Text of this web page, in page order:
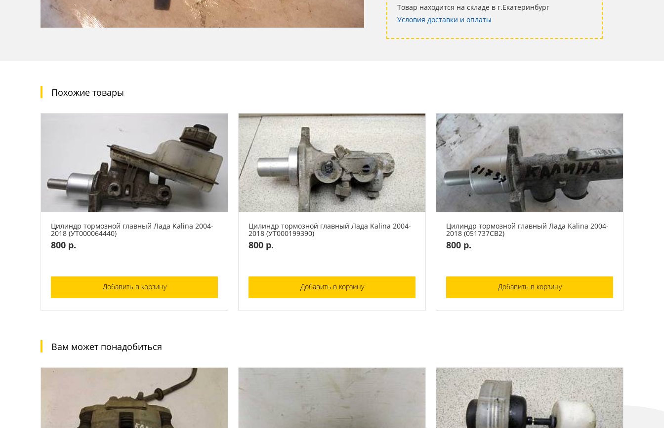
Товар находится на складе в г.Екатеринбург
Условия доставки и оплаты
Похожие товары
Цилиндр тормозной главный Лада Kalina 2004-
2018 (УТ000064440)
800 р.
Добавить в корзину
Цилиндр тормозной главный Лада Kalina 2004-
2018 (УТ000199390)
800 р.
Добавить в корзину
Цилиндр тормозной главный Лада Kalina 2004-
2018 (051737СВ2)
800 р.
Добавить в корзину
Вам может понадобиться